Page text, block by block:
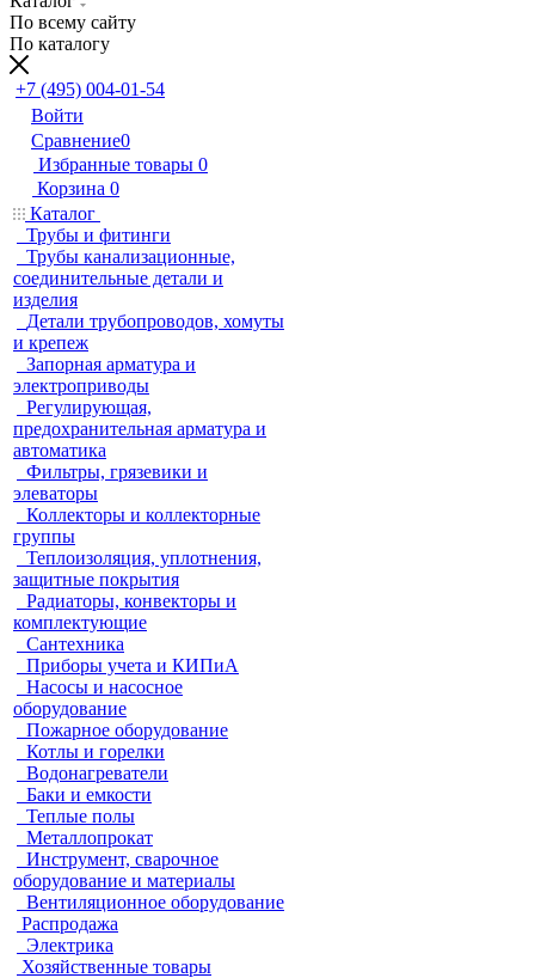
По всему сайту
По каталогу
+7 (495) 004-01-54
Войти
Сравнение0
Избранные товары 0
Корзина 0
Каталог
Трубы и фитинги
Трубы канализационные,
соединительные детали и
изделия
Детали трубопроводов, хомуты
и крепеж
Запорная арматура и
электроприводы
Регулирующая,
предохранительная арматура и
автоматика
Фильтры, грязевики и
элеваторы
Коллекторы и коллекторные
группы
Теплоизоляция, уплотнения,
защитные покрытия
Радиаторы, конвекторы и
комплектующие
Сантехника
Приборы учета и КИПиА
Насосы и насосное
оборудование
Пожарное оборудование
Котлы и горелки
Водонагреватели
Баки и емкости
Теплые полы
Металлопрокат
Инструмент, сварочное
оборудование и материалы
Вентиляционное оборудование
Распродажа
Электрика
Хозяйственные товары